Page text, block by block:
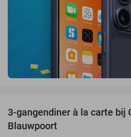
3-gangendiner à la carte bij
Blauwpoort